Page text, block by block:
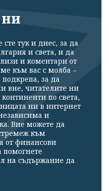
тук и днес, за да
и света, и да
и коментари от
към вас с молба –
за да
вие, читателите ни
по света,
ни в интернет
и
Вие можете да
към
от финансови
помогнете
на съдържание да